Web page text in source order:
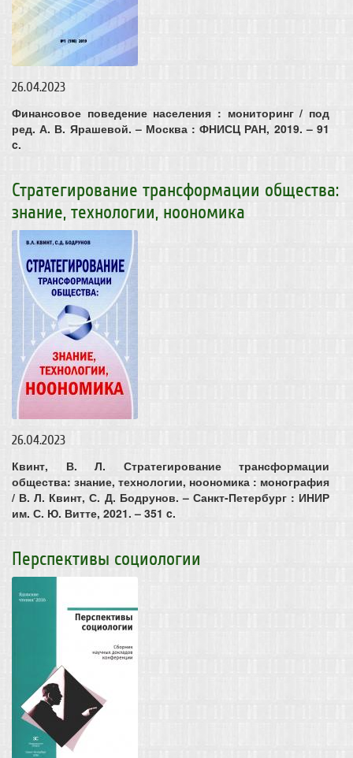
26.04.2023
Финансовое поведение населения : мониторинг / под
ред. А. В. Ярашевой. – Москва : ФНИСЦ РАН, 2019. – 91
c.
Стратегирование трансформации общества:
знание, технологии, ноономика
26.04.2023
Квинт, В. Л. Стратегирование трансформации
общества: знание, технологии, ноономика : монография
/ В. Л. Квинт, С. Д. Бодрунов. – Санкт-Петербург : ИНИР
им. С. Ю. Витте, 2021. – 351 c.
Перспективы социологии